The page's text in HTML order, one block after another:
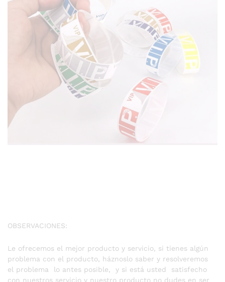
OBSERVACIONES:
Le ofrecemos el mejor producto y servicio, si tienes algún
problema con el producto, háznoslo saber y resolveremos
el problema lo antes posible, y si está usted satisfecho
con nuestros servicio y nuestro producto no dudes en ser